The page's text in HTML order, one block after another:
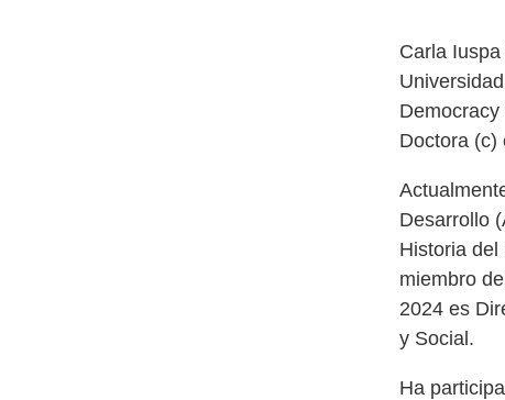
Carla
Doctora (c)
Desarrollo
Historia
miembro
2024 es
y Social.
Ha